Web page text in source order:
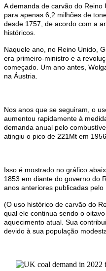
A demanda de carvão do Reino
para apenas 6,2 milhões de
desde 1757, de acordo com a
históricos.
Naquele ano, no Reino Unido,
era primeiro-ministro e a
começado. Um ano antes,
na Áustria.
Nos anos que se seguiram, o
aumentou rapidamente à
demanda anual pelo
atingiu o pico de 221Mt em
Isso é mostrado no gráfico
1853 em diante do governo do
anos anteriores publicadas pelo
(O uso histórico de carvão do
qual ele continua sendo o
aquecimento atual. Sua
devido à sua população